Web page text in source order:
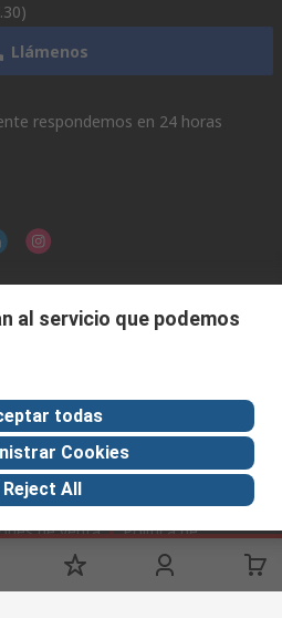
Llámenos
respondemos en 24 horas
Fabricación
de venta
Política de
al servicio que podemos
todas
Cookies
Reject All